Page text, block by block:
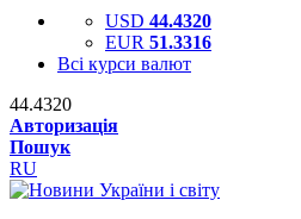
USD 44.4320
EUR 51.3316
Всі курси валют
44.4320
Авторизація
Пошук
RU